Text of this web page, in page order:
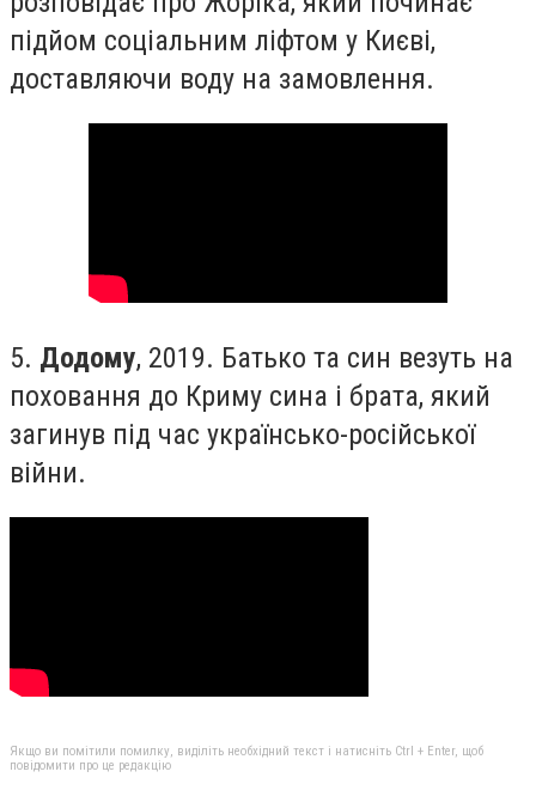
підйом соціальним ліфтом у Києві,
доставляючи воду на замовлення.
5. Додому, 2019. Батько та син везуть на
поховання до Криму сина і брата, який
загинув під час українсько-російської
війни.
Якщо ви помітили помилку, виділіть необхідний текст і натисніть Ctrl + Enter, щоб
повідомити про це редакцію